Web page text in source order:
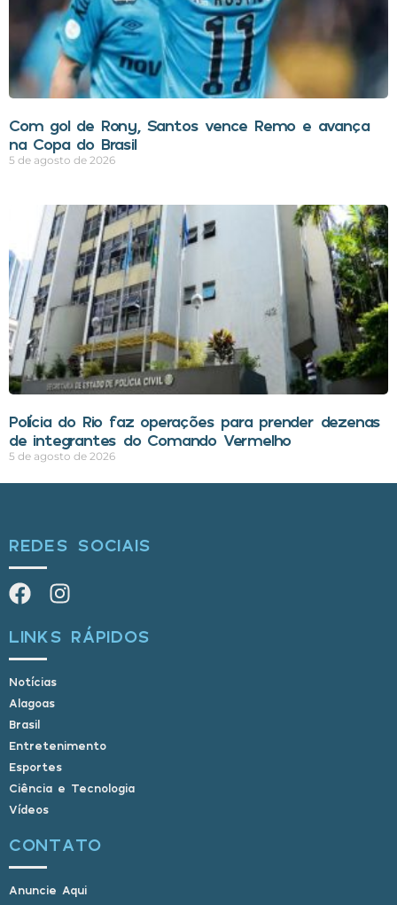
Com gol de Rony, Santos vence Remo e avança
na Copa do Brasil
5 de agosto de 2026
Polícia do Rio faz operações para prender dezenas
de integrantes do Comando Vermelho
5 de agosto de 2026
REDES SOCIAIS
LINKS RÁPIDOS
Notícias
Alagoas
Brasil
Entretenimento
Esportes
Ciência e Tecnologia
Vídeos
CONTATO
Anuncie Aqui